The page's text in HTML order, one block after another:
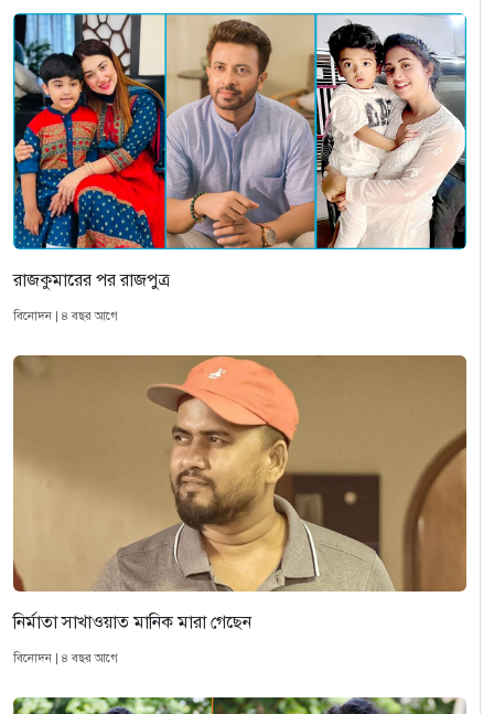
রাজকুমারের পর রাজপুত্র
বিনোদন | ৪ বছর আগে
নির্মাতা সাখাওয়াত মানিক মারা গেছেন
বিনোদন | ৪ বছর আগে